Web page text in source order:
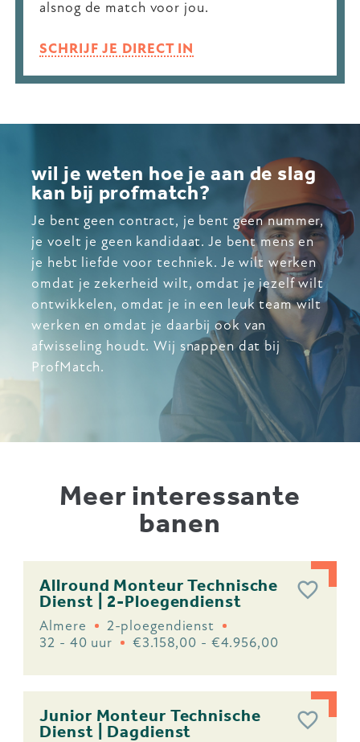
alsnog de match voor jou.
SCHRIJF JE DIRECT IN
wil je weten hoe je aan de slag
kan bij profmatch?
Je bent geen contract, je bent geen nummer,
je voelt je geen kandidaat. Je bent mens en
je hebt liefde voor techniek. Je wilt werken
omdat je zekerheid wilt, omdat je jezelf wilt
ontwikkelen, omdat je in een leuk team wilt
werken en omdat je daarbij ook van
afwisseling houdt. Wij snappen dat bij
ProfMatch.
Meer interessante
banen
Allround Monteur Technische
Dienst | 2-Ploegendienst
Almere
2-ploegendienst
32 - 40 uur
€3.158,00 - €4.956,00
Junior Monteur Technische
Dienst | Dagdienst